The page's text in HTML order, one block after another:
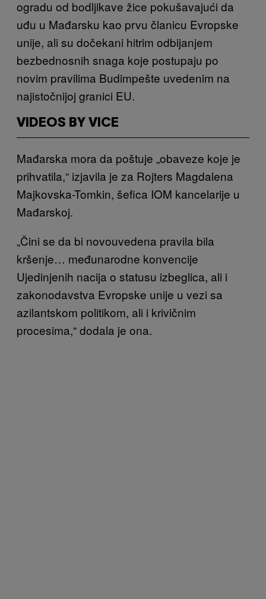
ogradu od bodljikave žice pokušavajući da
uđu u Mađarsku kao prvu članicu Evropske
unije, ali su dočekani hitrim odbijanjem
bezbednosnih snaga koje postupaju po
novim pravilima Budimpešte uvedenim na
najistočnijoj granici EU.
VIDEOS BY VICE
Mađarska mora da poštuje „obaveze koje je
prihvatila,“ izjavila je za Rojters Magdalena
Majkovska-Tomkin, šefica IOM kancelarije u
Mađarskoj.
„Čini se da bi novouvedena pravila bila
kršenje… međunarodne konvencije
Ujedinjenih nacija o statusu izbeglica, ali i
zakonodavstva Evropske unije u vezi sa
azilantskom politikom, ali i krivičnim
procesima,“ dodala je ona.